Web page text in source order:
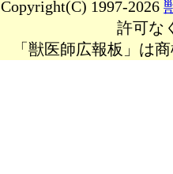
Copyright(C) 1997-2026
許可な
「獣医師広報板」は